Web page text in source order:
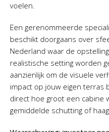
voelen.
Een gerenommeerde
beschikt doorgaans over
Nederland waar de
realistische setting worden
aanzienlijk om de visuele
impact op jouw eigen terras
direct hoe groot een cabine
gemiddelde schutting of